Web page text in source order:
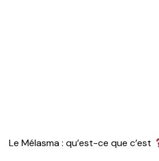
Le Mélasma : qu’est-ce que c’est